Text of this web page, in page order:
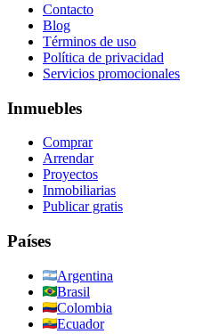
Contacto
Blog
Términos de uso
Política de privacidad
Servicios promocionales
Inmuebles
Comprar
Arrendar
Proyectos
Inmobiliarias
Publicar gratis
Países
Argentina
Brasil
Colombia
Ecuador